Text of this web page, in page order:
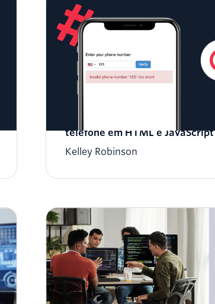
telefone em HTML e JavaScript
Kelley Robinson